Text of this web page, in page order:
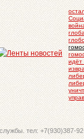
идёт
тел: +7(930)387-